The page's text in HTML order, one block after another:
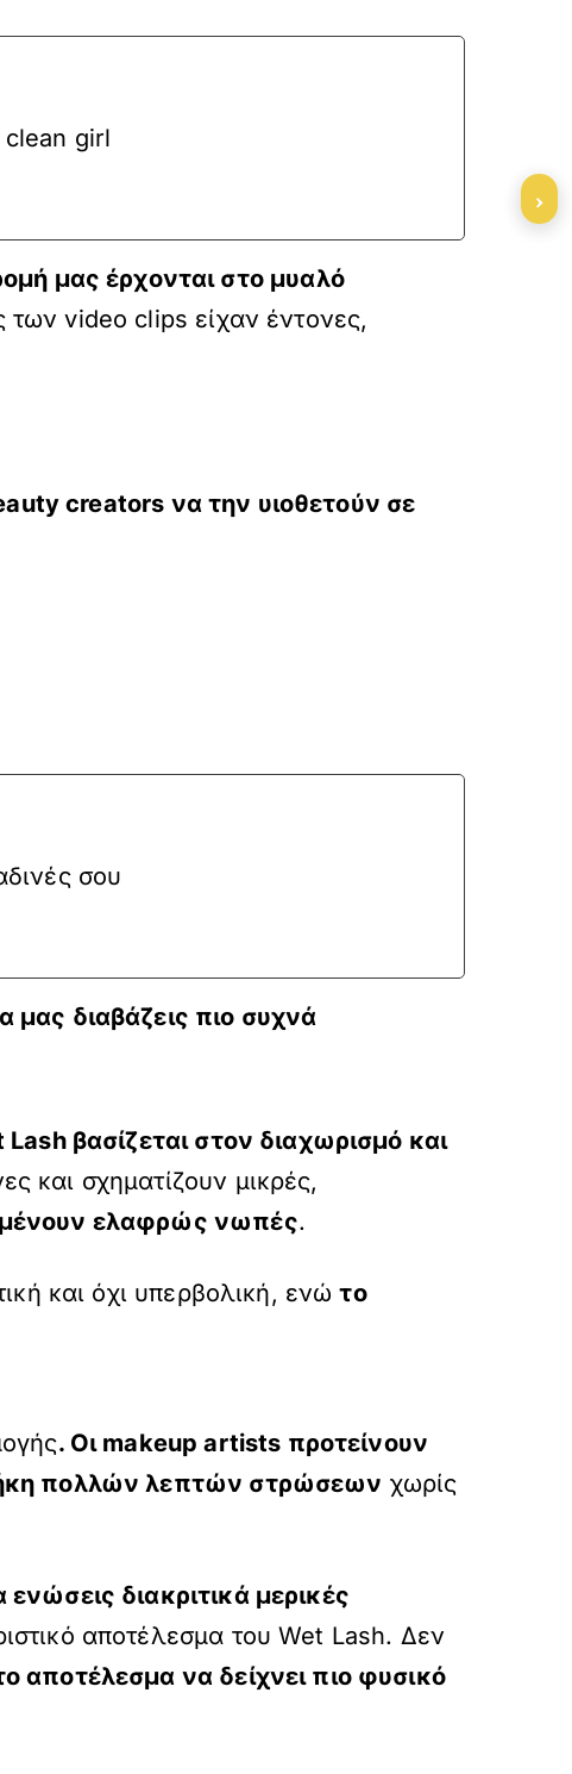
clean girl
μας έρχονται στο μυαλό
των video clips είχαν έντονες,
creators να την υιοθετούν σε
σου
μας διαβάζεις πιο συχνά
Lash βασίζεται στον διαχωρισμό και
και σχηματίζουν μικρές,
ελαφρώς νωπές.
και όχι υπερβολική, ενώτο
. Οι makeupartists προτείνουν
πολλών λεπτών στρώσεων χωρίς
διακριτικά μερικές
αποτέλεσμα του Wet Lash. Δεν
αποτέλεσμα να δείχνει πιο φυσικό
›